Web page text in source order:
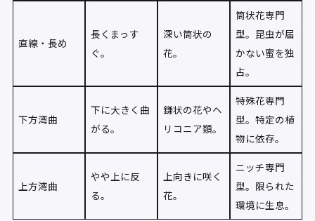
直線・長め
長くまっす
ぐ。
深い筒状の
花。
筒状花専門
型。昆虫が届
かない蜜を独
占。
下方湾曲
下に大きく曲
がる。
鎌状の花やヘ
リコニア類。
特殊花専門
型。特定の植
物に依存。
上方湾曲
やや上に反
る。
上向きに咲く
花。
ニッチ専門
型。限られた
環境に生息。